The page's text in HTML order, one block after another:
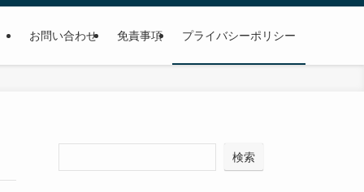
お問い合わせ 免責事項 プライバシーポリシー
検索